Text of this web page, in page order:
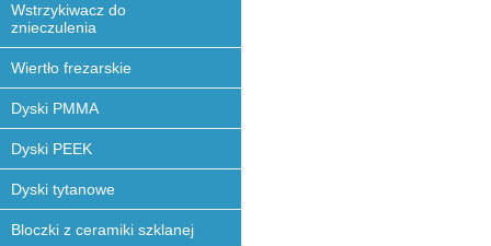
Wstrzykiwacz do
znieczulenia
Wiertło frezarskie
Dyski PMMA
Dyski PEEK
Dyski tytanowe
Bloczki z ceramiki szklanej